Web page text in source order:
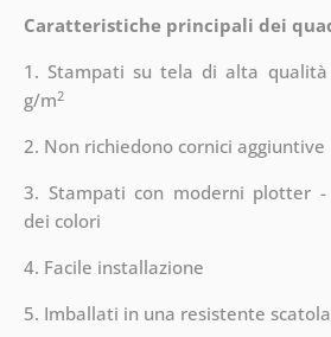
Caratteristiche principali dei
1. Stampati su tela di alta
g/m2
2. Non richiedono cornici aggiuntive
3. Stampati con moderni plotter -
dei colori
4. Facile installazione
5. Imballati in una resistente